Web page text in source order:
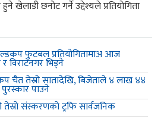
खेलाडी छनोट गर्ने उद्देश्यले प्रतियोगिता
फुटबल प्रतियोगितामाअ आज
विराटनगर भिड्ने
चैत तेस्रो सातादेखि, बिजेताले ४ लाख ४४
पाउने
तेस्रो संस्करणको ट्रफि सार्वजनिक